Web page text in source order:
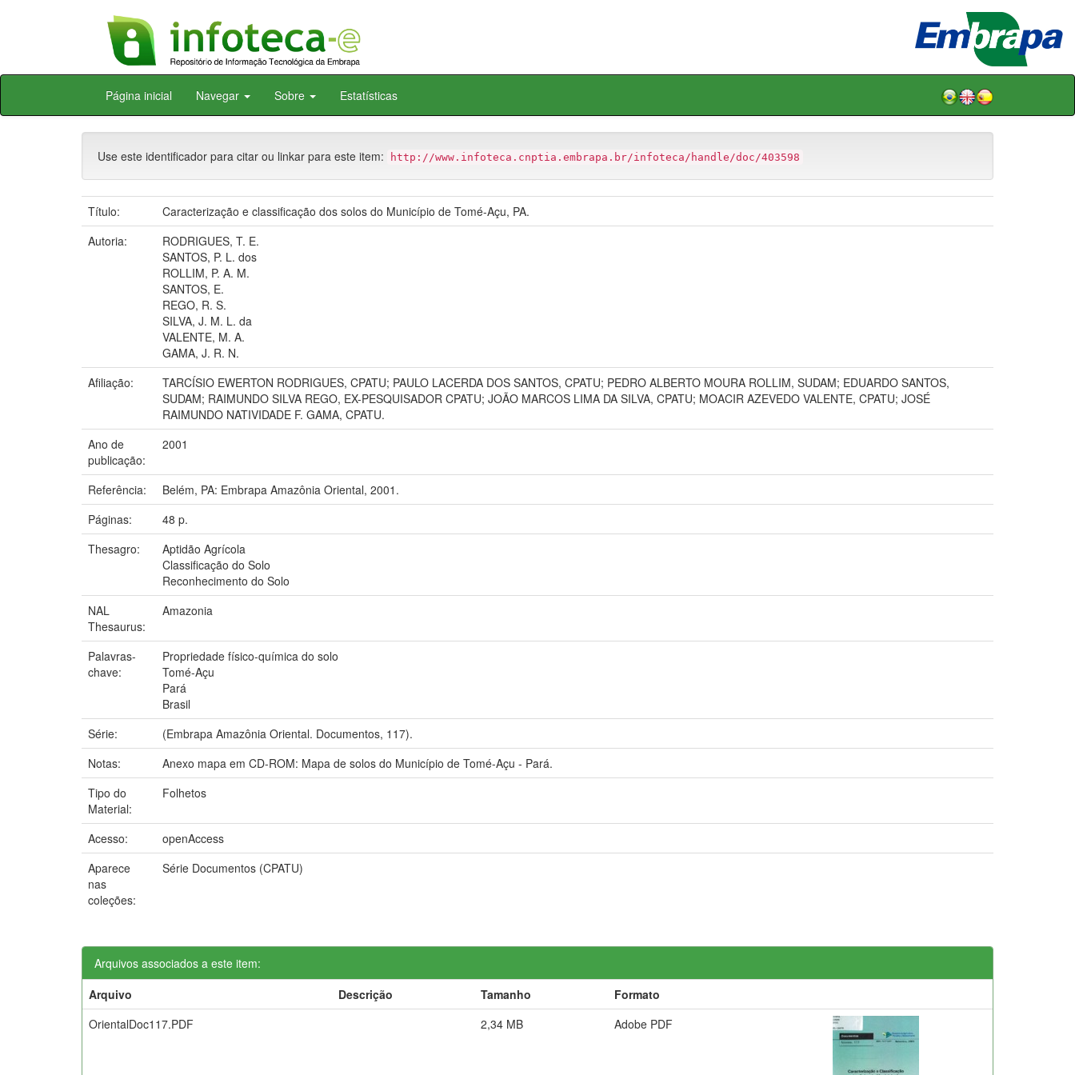
Skip
Página inicial Navegar Sobre Estatísticas
Use este identificador para citar ou linkar para este item: http://www.infoteca.cnptia.embrapa.br/infoteca/handle/doc/403598
Título:
Caracterização e classificação dos solos do Município de Tomé-Açu, PA.
Autoria:
RODRIGUES, T. E.
SANTOS, P. L. dos
ROLLIM, P. A. M.
SANTOS, E.
REGO, R. S.
SILVA, J. M. L. da
VALENTE, M. A.
GAMA, J. R. N.
Afiliação:
TARCÍSIO EWERTON RODRIGUES, CPATU; PAULO LACERDA DOS SANTOS, CPATU; PEDRO ALBERTO MOURA ROLLIM, SUDAM; EDUARDO SANTOS,
SUDAM; RAIMUNDO SILVA REGO, EX-PESQUISADOR CPATU; JOÃO MARCOS LIMA DA SILVA, CPATU; MOACIR AZEVEDO VALENTE, CPATU; JOSÉ
RAIMUNDO NATIVIDADE F. GAMA, CPATU.
Ano de
publicação:
2001
Referência:
Belém, PA: Embrapa Amazônia Oriental, 2001.
Páginas:
48 p.
Thesagro:
Aptidão Agrícola
Classificação do Solo
Reconhecimento do Solo
NAL
Thesaurus:
Amazonia
Palavras-
chave:
Propriedade físico-química do solo
Tomé-Açu
Pará
Brasil
Série:
(Embrapa Amazônia Oriental. Documentos, 117).
Notas:
Anexo mapa em CD-ROM: Mapa de solos do Município de Tomé-Açu - Pará.
Tipo do
Material:
Folhetos
Acesso:
openAccess
Aparece
nas
coleções:
Série Documentos (CPATU)
Arquivos associados a este item:
Arquivo
Descrição Tamanho
Formato
OrientalDoc117.PDF
2,34 MB Adobe PDF